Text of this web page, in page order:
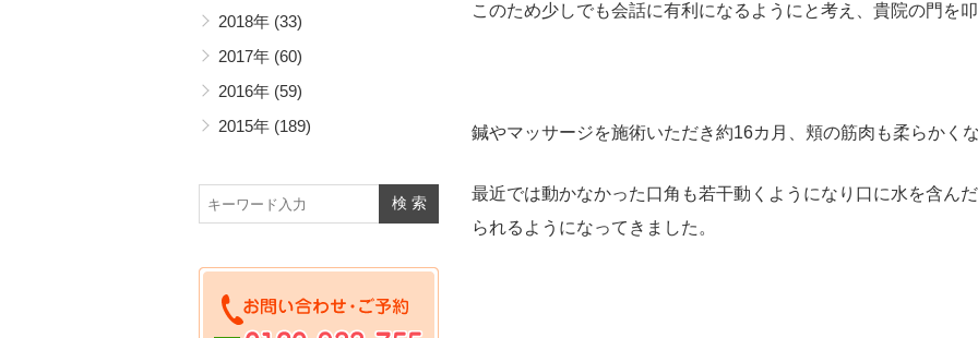
このため少しでも会話に有利になるようにと考え、貴院の門を叩
鍼やマッサージを施術いただき約16カ月、頬の筋肉も柔らかく
最近では動かなかった口角も若干動くようになり口に水を含ん
られるようになってきました。
2018年 (33)
2017年 (60)
2016年 (59)
2015年 (189)